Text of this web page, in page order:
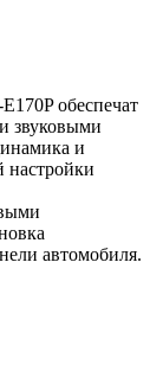
обеспечат
звуковыми
и
настройки
автомобиля.